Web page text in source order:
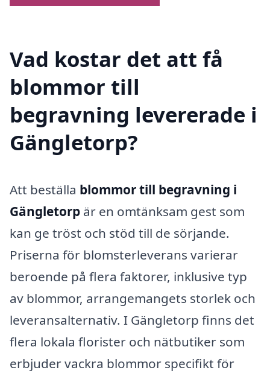
Vad kostar det att få
blommor till
begravning levererade i
Gängletorp?
Att beställa blommor till begravning i
Gängletorp är en omtänksam gest som
kan ge tröst och stöd till de sörjande.
Priserna för blomsterleverans varierar
beroende på flera faktorer, inklusive typ
av blommor, arrangemangets storlek och
leveransalternativ. I Gängletorp finns det
flera lokala florister och nätbutiker som
erbjuder vackra blommor specifikt för